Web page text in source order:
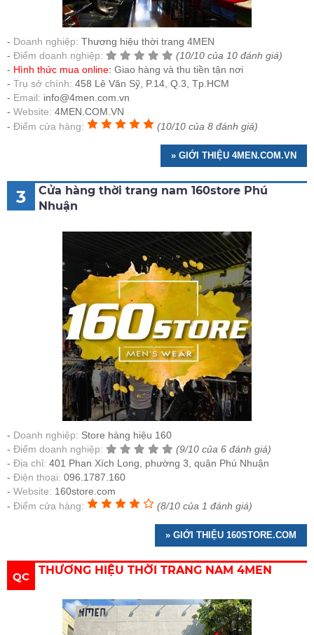
Doanh nghiệp: Thương hiệu thời trang 4MEN
Điểm doanh nghiệp:
(10/10 của 10 đánh giá)
Hình thức mua online: Giao hàng và thu tiền tận nơi
Trụ sở chính: 458 Lê Văn Sỹ, P.14, Q.3, Tp.HCM
Email: info@4men.com.vn
Website: 4MEN.COM.VN
Điểm cửa hàng:
(10/10 của 8 đánh giá)
» GIỚI THIỆU 4MEN.COM.VN
3
Cửa hàng thời trang nam 160store Phú
Nhuận
Doanh nghiệp: Store hàng hiệu 160
Điểm doanh nghiệp:
(9/10 của 6 đánh giá)
Địa chỉ: 401 Phan Xích Long, phường 3, quận Phú Nhuận
Điện thoại: 096.1787.160
Website: 160store.com
Điểm cửa hàng:
(8/10 của 1 đánh giá)
» GIỚI THIỆU 160STORE.COM
QC THƯƠNG HIỆU THỜI TRANG NAM 4MEN